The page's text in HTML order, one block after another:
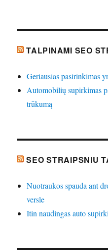
TALPINAMI SEO
Geriausias pasirinkimas
Automobilių supirkimas
trūkumą
SEO STRAIPSNIU
Nuotraukos spauda ant
versle
Itin naudingas auto